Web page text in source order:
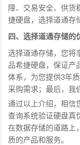
障、交易安全、供货
捷硬盘，选择道通存
四、选择道通存储的
选择道通存储，您将
品希捷硬盘，保证产
体系，为您提供3年
采购需求；最后，我
通过以上介绍，相信
查询系统验证硬盘真
在数据存储的道路上
质的产品和服务。